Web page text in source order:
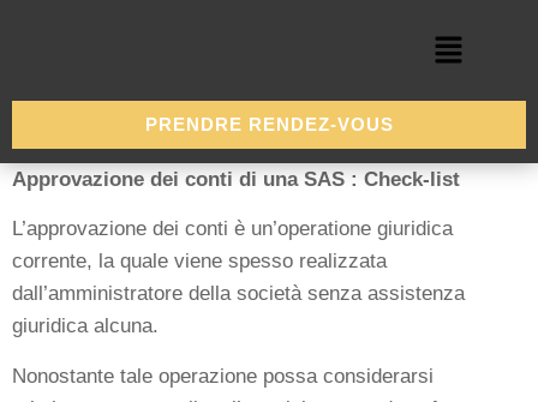
PRENDRE RENDEZ-VOUS
Approvazione dei conti di una SAS : Check-list
L’approvazione dei conti è un’operatione giuridica
corrente, la quale viene spesso realizzata
dall’amministratore della società senza assistenza
giuridica alcuna.
Nonostante tale operazione possa considerarsi